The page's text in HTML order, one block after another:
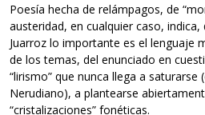
Poesía hecha de relámpagos, de
austeridad, en cualquier caso,
Juarroz lo importante es el lenguaje
de los temas, del enunciado en
“lirismo” que nunca llega a
Nerudiano), a plantearse
“cristalizaciones” fonéticas.